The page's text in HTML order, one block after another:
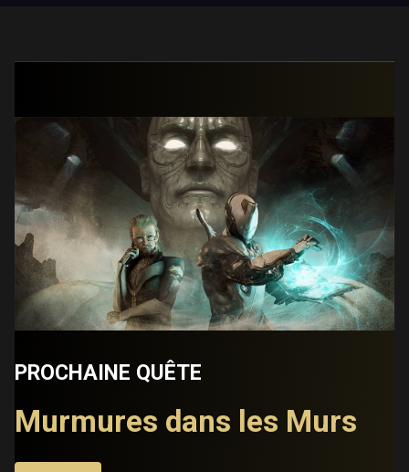
PROCHAINE QUÊTE
Murmures dans les Murs